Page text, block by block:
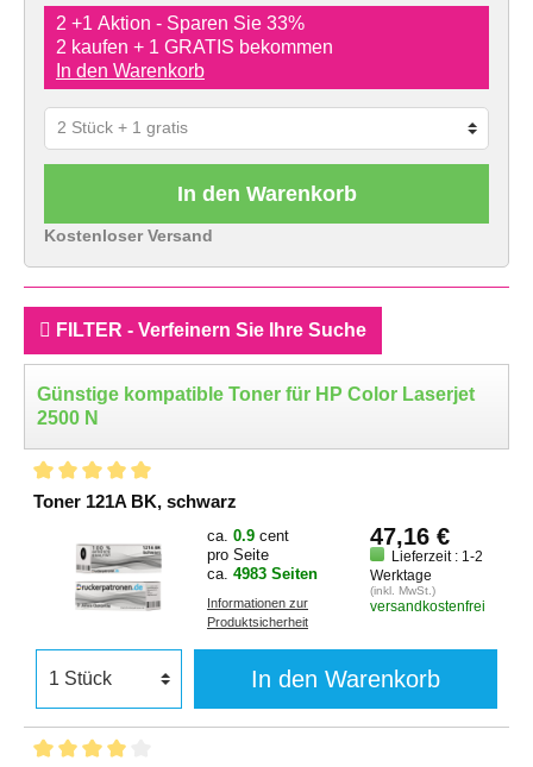
2 +1 Aktion - Sparen Sie 33%
2 kaufen + 1 GRATIS bekommen
In den Warenkorb
In den Warenkorb
Kostenloser Versand
FILTER - Verfeinern Sie Ihre Suche
Günstige kompatible Toner für HP Color Laserjet
2500 N
Toner 121A BK, schwarz
ca. 0.9 cent
pro Seite
ca. 4983 Seiten
Informationen zur
Produktsicherheit
47,16 €
Lieferzeit : 1-2
Werktage
(inkl. MwSt.)
versandkostenfrei
In den Warenkorb